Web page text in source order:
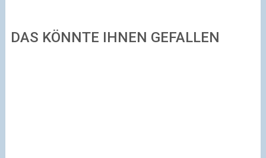
DAS KÖNNTE IHNEN GEFALLEN